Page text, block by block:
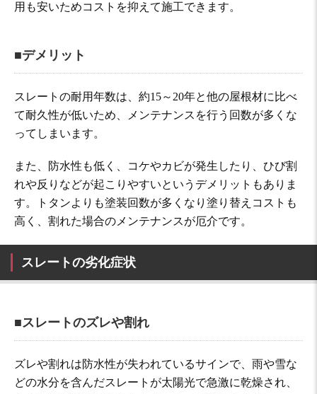
用も安いためコストを抑えて施工できます。
■デメリット
スレートの耐用年数は、約15～20年と他の屋根材に比べ
て耐久性が低いため、メンテナンスを行う回数が多くな
ってしまいます。
また、防水性も低く、コケやカビが発生したり、ひび割
れや反りなどが起こりやすいというデメリットもありま
す。トタンよりも塗装回数が多くなり塗り替えコストも
高く、割れた場合のメンテナンスが厄介です。
スレートの劣化症状
■スレートのズレや割れ
ズレや割れは防水性が失われているサインで、雨や雪な
どの水分を含んだスレートが太陽光で急激に乾燥され、